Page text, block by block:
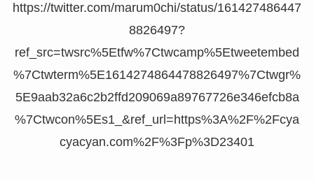
https://twitter.com/marum0chi/status/161427486447
8826497?
ref_src=twsrc%5Etfw%7Ctwcamp%5Etweetembed
%7Ctwterm%5E1614274864478826497%7Ctwgr%
5E9aab32a6c2b2ffd209069a89767726e346efcb8a
%7Ctwcon%5Es1_&ref_url=https%3A%2F%2Fcya
cyacyan.com%2F%3Fp%3D23401